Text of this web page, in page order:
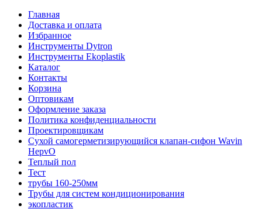
Главная
Доставка и оплата
Избранное
Инструменты Dytron
Инструменты Ekoplastik
Каталог
Контакты
Корзина
Оптовикам
Оформление заказа
Политика конфиденциальности
Проектировщикам
Сухой самогерметизирующийся клапан-сифон Wavin
HepvO
Теплый пол
Тест
трубы 160-250мм
Трубы для систем кондиционирования
экопластик